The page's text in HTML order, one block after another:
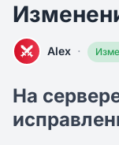
Alex ·
На